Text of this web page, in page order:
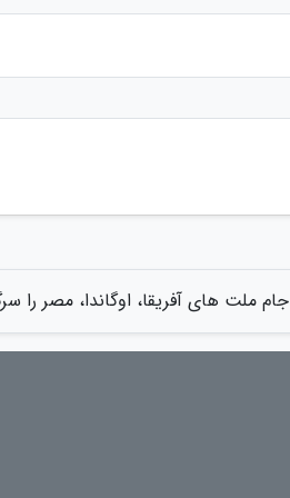
جام ملت های آفریقا، اوگاندا، مصر را